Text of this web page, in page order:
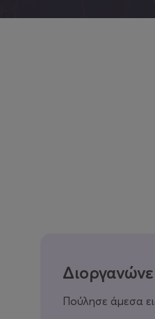
Πούλησε άμεσα